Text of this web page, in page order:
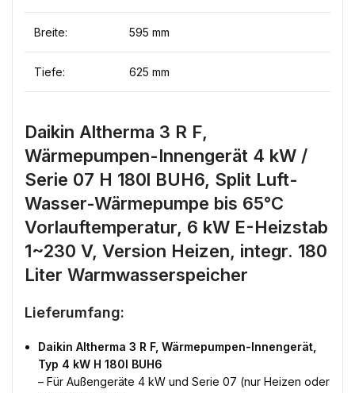
Breite: 595 mm
Tiefe: 625 mm
Daikin Altherma 3 R F,
Wärmepumpen-Innengerät 4 kW /
Serie 07 H 180l BUH6, Split Luft-
Wasser-Wärmepumpe bis 65°C
Vorlauftemperatur, 6 kW E-Heizstab
1~230 V, Version Heizen, integr. 180
Liter Warmwasserspeicher
Lieferumfang:
Daikin Altherma 3 R F, Wärmepumpen-Innengerät,
Typ 4 kW H 180l BUH6
– Für Außengeräte 4 kW und Serie 07 (nur Heizen oder